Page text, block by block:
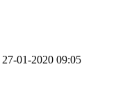
27-01-2020 09:05